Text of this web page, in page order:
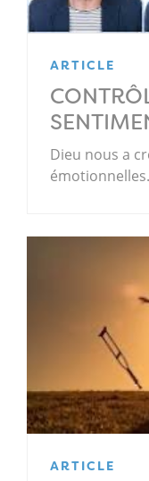
ARTICLE
Dieu nous a
ARTICLE